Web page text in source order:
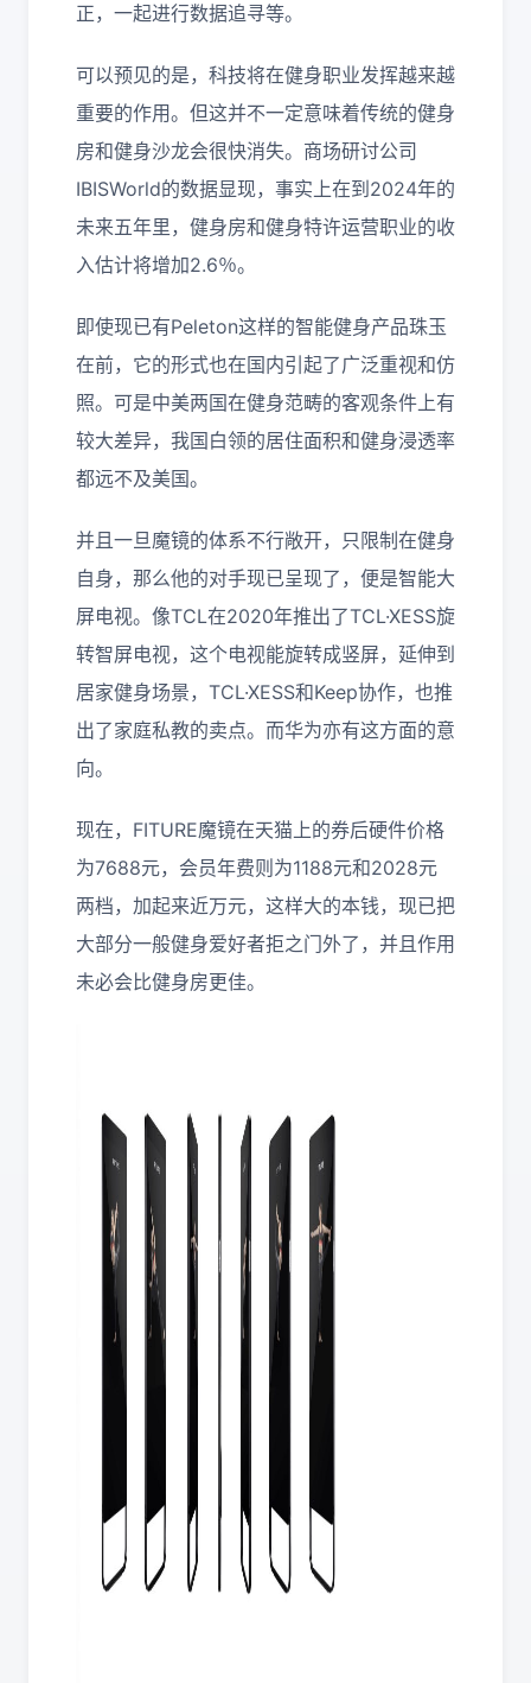
正，一起进行数据追寻等。
可以预见的是，科技将在健身职业发挥越来越
重要的作用。但这并不一定意味着传统的健身
房和健身沙龙会很快消失。商场研讨公司
IBISWorld的数据显现，事实上在到2024年的
未来五年里，健身房和健身特许运营职业的收
入估计将增加2.6％。
即使现已有Peleton这样的智能健身产品珠玉
在前，它的形式也在国内引起了广泛重视和仿
照。可是中美两国在健身范畴的客观条件上有
较大差异，我国白领的居住面积和健身浸透率
都远不及美国。
并且一旦魔镜的体系不行敞开，只限制在健身
自身，那么他的对手现已呈现了，便是智能大
屏电视。像TCL在2020年推出了TCL·XESS旋
转智屏电视，这个电视能旋转成竖屏，延伸到
居家健身场景，TCL·XESS和Keep协作，也推
出了家庭私教的卖点。而华为亦有这方面的意
向。
现在，FITURE魔镜在天猫上的券后硬件价格
为7688元，会员年费则为1188元和2028元
两档，加起来近万元，这样大的本钱，现已把
大部分一般健身爱好者拒之门外了，并且作用
未必会比健身房更佳。